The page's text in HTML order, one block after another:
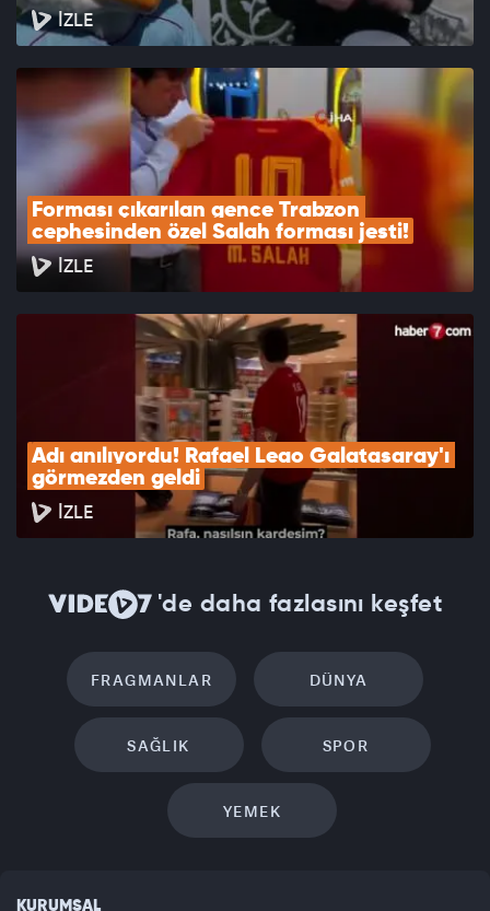
İZLE
Forması çıkarılan gence Trabzon
cephesinden özel Salah forması jesti!
İZLE
Adı anılıyordu! Rafael Leao Galatasaray'ı
görmezden geldi
İZLE
'de daha fazlasını keşfet
FRAGMANLAR DÜNYA
SAĞLIK SPOR
YEMEK
KURUMSAL